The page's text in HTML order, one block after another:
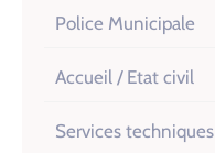
Police Municipale
Accueil / Etat civil
Services techniques